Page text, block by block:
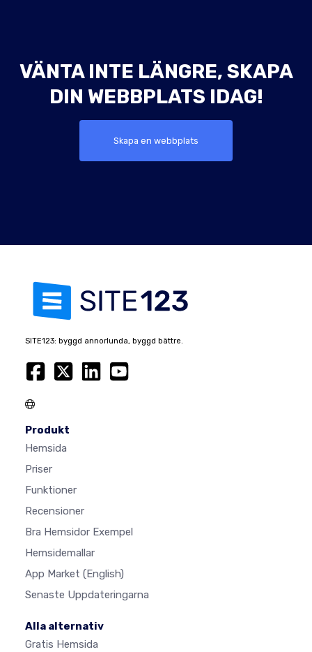
VÄNTA INTE LÄNGRE, SKAPA
DIN WEBBPLATS IDAG!
Skapa en webbplats
SITE123: byggd annorlunda, byggd bättre.
Produkt
Hemsida
Priser
Funktioner
Recensioner
Bra Hemsidor Exempel
Hemsidemallar
App Market (English)
Senaste Uppdateringarna
Alla alternativ
Gratis Hemsida